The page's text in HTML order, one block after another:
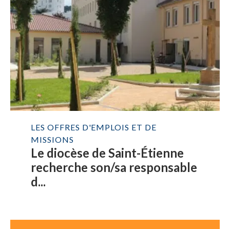
LES OFFRES D'EMPLOIS ET DE
MISSIONS
Le diocèse de Saint-Étienne
recherche son/sa responsable
d...